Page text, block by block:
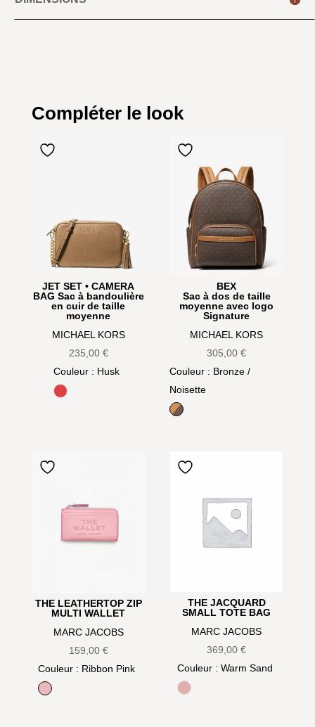
Compléter le look
JET SET • CAMERA
BAG Sac à bandoulière
en cuir de taille
moyenne
MICHAEL KORS
235,00 €
Couleur : Husk
Burnt Sienna
BEX
Sac à dos de taille
moyenne avec logo
Signature
MICHAEL KORS
305,00€
Couleur : Bronze /
Noisette
Bronze / Noisette
THE LEATHERTOP ZIP
MULTI WALLET
MARC JACOBS
159,00 €
Couleur : Ribbon Pink
Ribbon Pink
THE JACQUARD
SMALL TOTE BAG
MARC JACOBS
369,00€
Couleur: Warm Sand
Rose